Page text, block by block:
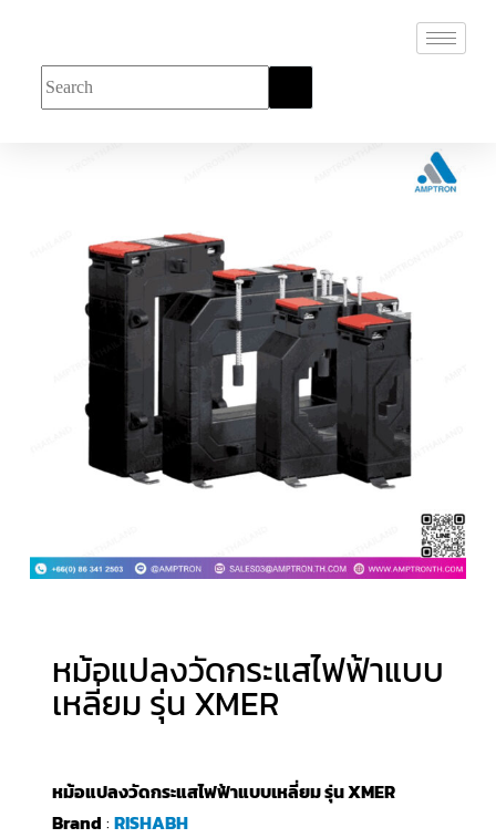
หม้อแปลงวัดกระแสไฟฟ้าแบบ
เหลี่ยม รุ่น XMER
หม้อแปลงวัดกระแสไฟฟ้าแบบเหลี่ยม รุ่น XMER
Brand : RISHABH